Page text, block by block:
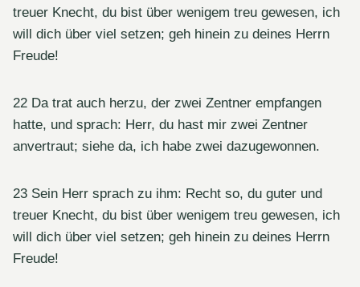
treuer Knecht, du bist über wenigem treu gewesen, ich
will dich über viel setzen; geh hinein zu deines Herrn
Freude!
22 Da trat auch herzu, der zwei Zentner empfangen
hatte, und sprach: Herr, du hast mir zwei Zentner
anvertraut; siehe da, ich habe zwei dazugewonnen.
23 Sein Herr sprach zu ihm: Recht so, du guter und
treuer Knecht, du bist über wenigem treu gewesen, ich
will dich über viel setzen; geh hinein zu deines Herrn
Freude!